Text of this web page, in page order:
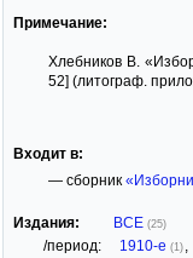
Примечание:
Хлебников В.
52] (литограф.
Входит в:
— сборник
Издания: ВСЕ (25)
/период: 1910-е (1)